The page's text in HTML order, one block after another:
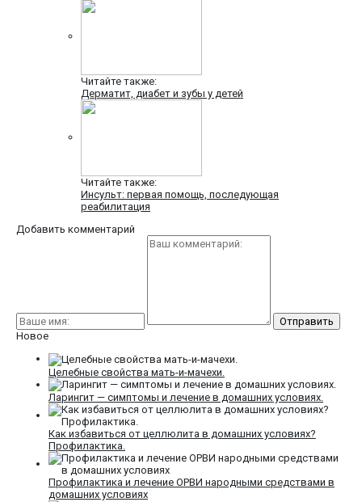
Читайте также:
Дерматит, диабет и зубы у детей
Читайте также:
Инсульт: первая помощь, последующая
реабилитация
Добавить комментарий
Новое
Целебные свойства мать-и-мачехи.
Ларингит — симптомы и лечение в домашних условиях.
Как избавиться от целлюлита в домашних условиях?
Профилактика.
Профилактика и лечение ОРВИ народными средствами в
домашних условиях